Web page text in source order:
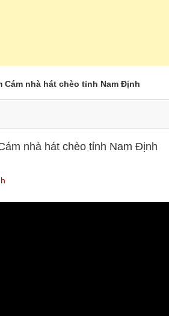
Cám nhà hát chèo tỉnh Nam Định
nhà hát chèo tỉnh Nam Định